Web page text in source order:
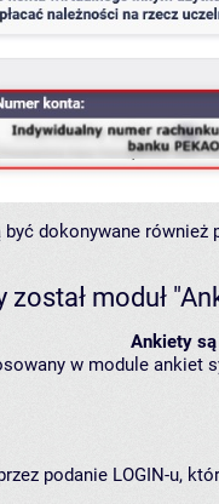
dokonywane również
moduł
Ankiety
w module ankiet
podanie LOGIN-u,